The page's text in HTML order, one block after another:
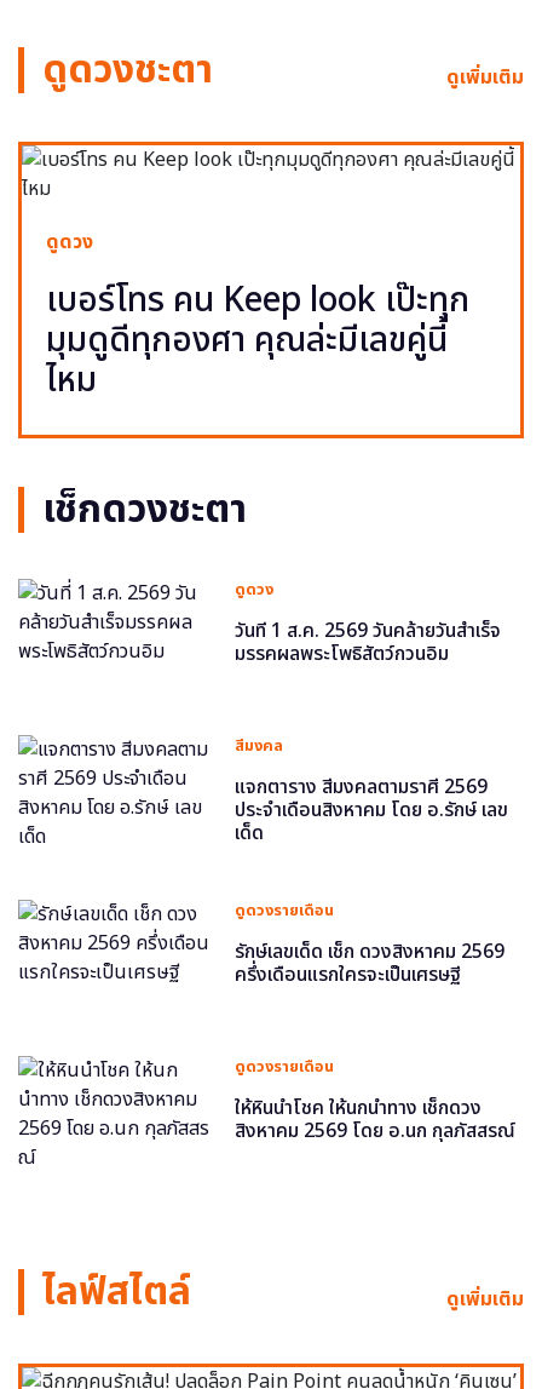
ดูดวงชะตา ดูเพิ่มเติม
ดูดวง
เบอร์โทร คน Keep look เป๊ะทุก
มุมดูดีทุกองศา คุณล่ะมีเลขคู่นี้
ไหม
เช็กดวงชะตา
ดูดวง
วันที่ 1 ส.ค. 2569 วันคล้ายวันสำเร็จ
มรรคผลพระโพธิสัตว์กวนอิม
สีมงคล
แจกตาราง สีมงคลตามราศี 2569
ประจำเดือนสิงหาคม โดย อ.รักษ์ เลข
เด็ด
ดูดวงรายเดือน
รักษ์เลขเด็ด เช็ก ดวงสิงหาคม 2569
ครึ่งเดือนแรกใครจะเป็นเศรษฐี
ดูดวงรายเดือน
ให้หินนำโชค ให้นกนำทาง เช็กดวง
สิงหาคม 2569 โดย อ.นก กุลภัสสรณ์
ไลฟ์สไตล์ ดูเพิ่มเติม